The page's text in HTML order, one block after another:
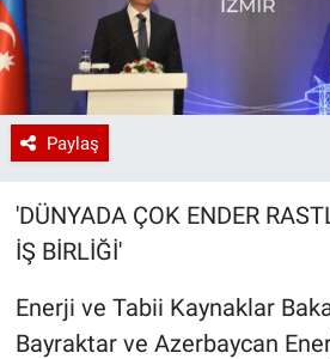
Paylaş
'DÜNYADA ÇOK ENDER
İŞ BİRLİĞİ'
Enerji ve Tabii Kaynaklar
Bayraktar ve Azerbaycan